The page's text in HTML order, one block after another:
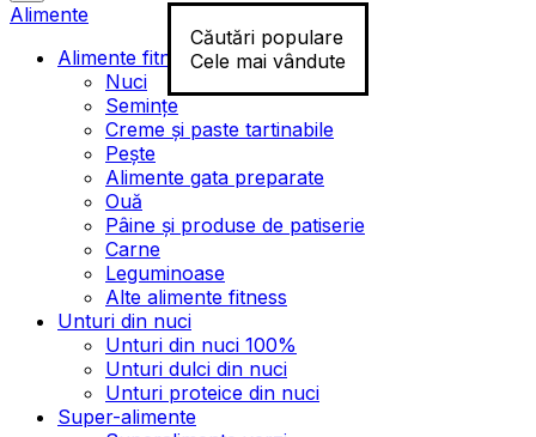
Căutări populare
Cele mai vândute
Alimente
Alimente fitness
Nuci
Semințe
Creme și paste tartinabile
Pește
Alimente gata preparate
Ouă
Pâine și produse de patiserie
Carne
Leguminoase
Alte alimente fitness
Unturi din nuci
Unturi din nuci 100%
Unturi dulci din nuci
Unturi proteice din nuci
Super-alimente